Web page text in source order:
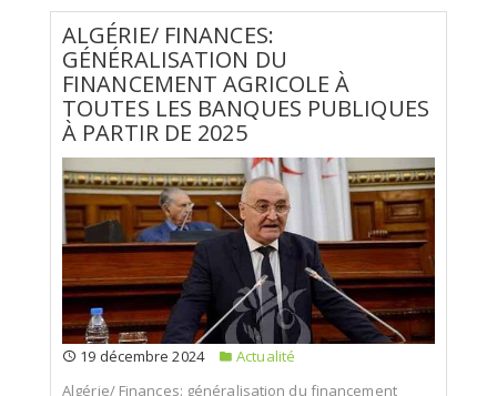
ALGÉRIE/ FINANCES:
GÉNÉRALISATION DU
FINANCEMENT AGRICOLE À
TOUTES LES BANQUES PUBLIQUES
À PARTIR DE 2025
19 décembre 2024
Actualité
Algérie/ Finances: généralisation du financement